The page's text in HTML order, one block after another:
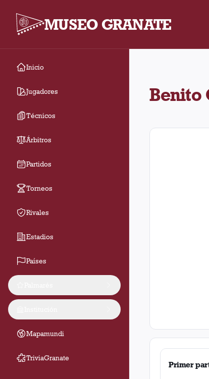
MUSEO GRANATE
Inicio
Jugadores
Técnicos
Árbitros
Partidos
Torneos
Rivales
Estadios
Países
Mapamundi
TriviaGranate
Benito
Primer